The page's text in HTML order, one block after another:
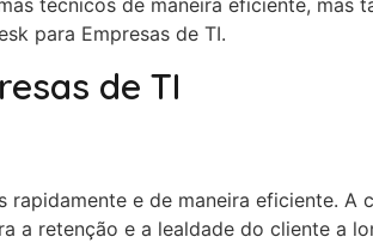
técnicos de maneira eficiente, mas
para Empresas de TI.
de TI
e de maneira eficiente.
a retenção e a lealdade do cliente a